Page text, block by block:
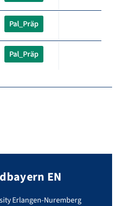
Pal_Präp
Pal_Präp
EN
Erlangen-Nuremberg